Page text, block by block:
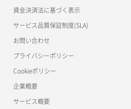
資金決済法に基づく表示
サービス品質保証制度(SLA)
お問い合わせ
プライバシーポリシー
Cookieポリシー
企業概要
サービス概要